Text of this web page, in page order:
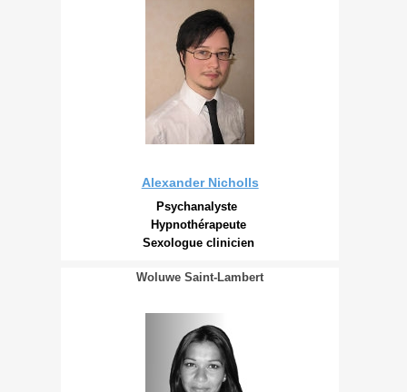
Alexander Nicholls
Psychanalyste
Hypnothérapeute
Sexologue clinicien
Woluwe Saint-Lambert